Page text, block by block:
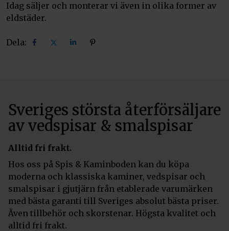
Idag säljer och monterar vi även in olika former av
eldstäder.
Dela: Dela Dela Dela Dela
Sveriges största återförsäljare
av vedspisar & smalspisar
Alltid fri frakt.
Hos oss på Spis & Kaminboden kan du köpa
moderna och klassiska kaminer, vedspisar och
smalspisar i gjutjärn från etablerade varumärken
med bästa garanti till Sveriges absolut bästa priser.
Även tillbehör och skorstenar. Högsta kvalitet och
alltid fri frakt.